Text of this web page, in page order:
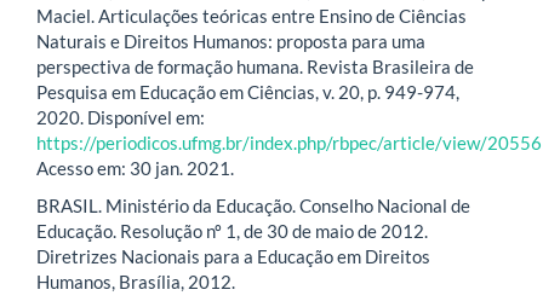
Maciel. Articulações teóricas entre Ensino de Ciências
Naturais e Direitos Humanos: proposta para uma
perspectiva de formação humana. Revista Brasileira de
Pesquisa em Educação em Ciências, v. 20, p. 949-974,
2020. Disponível em:
https://periodicos.ufmg.br/index.php/rbpec/article/view/20556
Acesso em: 30 jan. 2021.
BRASIL. Ministério da Educação. Conselho Nacional de
Educação. Resolução nº 1, de 30 de maio de 2012.
Diretrizes Nacionais para a Educação em Direitos
Humanos, Brasília, 2012.